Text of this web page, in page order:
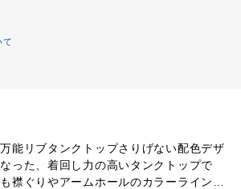
て
能リブタンクトップさりげない配色デザ
った、着回し力の高いタンクトップで
襟ぐりやアームホールのカラーラインが